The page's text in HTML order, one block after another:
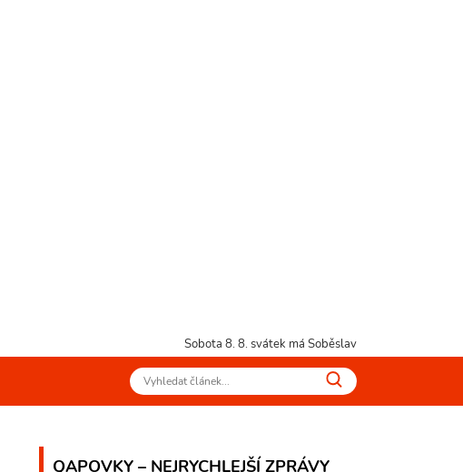
Sobota 8. 8. svátek má Soběslav
QAPOVKY – NEJRYCHLEJŠÍ ZPRÁVY